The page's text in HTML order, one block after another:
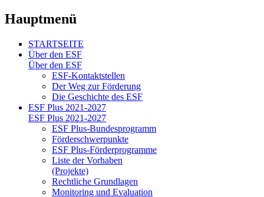
Hauptmenü
STARTSEITE
Über den ESF
Über den ESF
ESF-Kon­takt­stel­len
Der Weg zur För­de­rung
Die Ge­schich­te des ESF
ESF Plus 2021-2027
ESF Plus 2021-2027
ESF Plus-Bun­des­pro­gramm
För­der­schwer­punk­te
ESF Plus-För­der­pro­gram­me
Lis­te der Vor­ha­ben
(Pro­jek­te)
Recht­li­che Grund­la­gen
Mo­ni­to­ring und Eva­lua­ti­on